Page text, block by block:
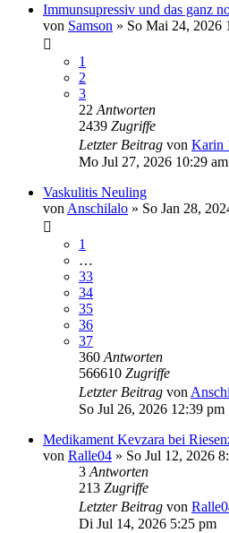
Immunsupressiv und das ganz
von Samson » So Mai 24, 2026
1
2
3
22 Antworten
2439 Zugriffe
Letzter Beitrag von Karin
Mo Jul 27, 2026 10:29 am
Vaskulitis Neuling
von Anschilalo » So Jan 28,
1
…
33
34
35
36
37
360 Antworten
566610 Zugriffe
Letzter Beitrag von
So Jul 26, 2026 12:39 pm
Medikament Kevzara bei
von Ralle04 » So Jul 12, 2026
3 Antworten
213 Zugriffe
Letzter Beitrag von
Di Jul 14, 2026 5:25 pm